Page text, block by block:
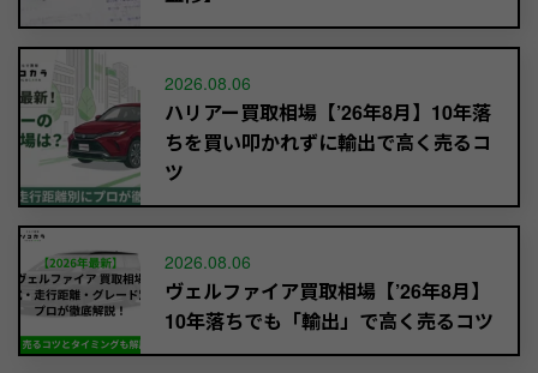
2026.08.06
ハリアー買取相場【’26年8月】10年落
ちを買い叩かれずに輸出で高く売るコ
ツ
2026.08.06
ヴェルファイア買取相場【’26年8月】
10年落ちでも「輸出」で高く売るコツ